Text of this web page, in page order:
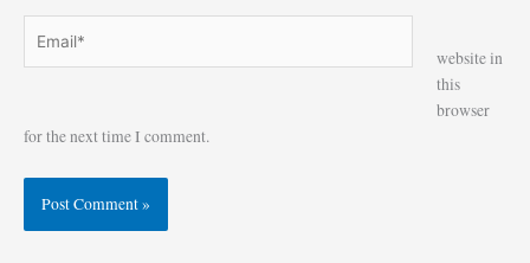
website in
this
browser
for the next time I comment.